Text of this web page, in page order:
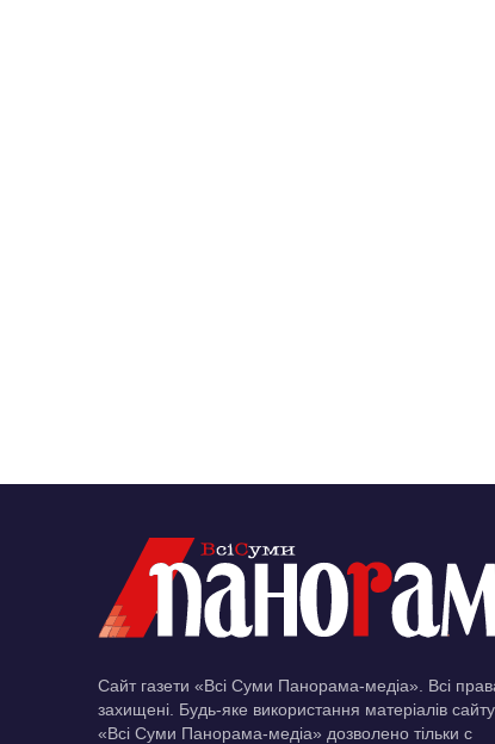
Сайт газети «Всі Суми Панорама-медіа». Всі
захищені. Будь-яке використання матеріалів сайту
«Всі Суми Панорама-медіа» дозволено тільки c